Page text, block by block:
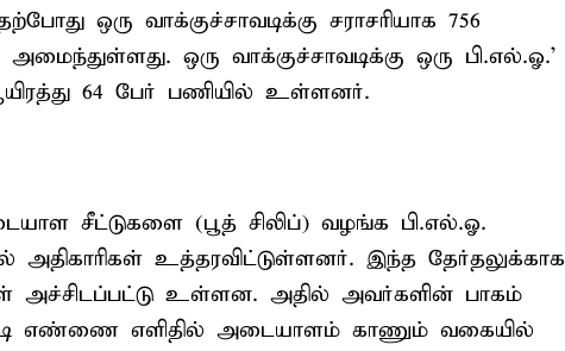
ஒரு வாக்குச்சாவடிக்கு சராசரியாக 756
ஒரு வாக்குச்சாவடிக்கு ஒரு பி.எல்.ஓ.'
64 பேர் பணியில் உள்ளனர்.
சீட்டுகளை (பூத் சிலிப்) வழங்க பி.எல்.ஓ.
அதிகாரிகள் உத்தரவிட்டுள்ளனர். இந்த தேர்தலுக்காக
அச்சிடப்பட்டு உள்ளன. அதில் அவர்களின் பாகம்
எண்ணை எளிதில் அடையாளம் காணும் வகையில்